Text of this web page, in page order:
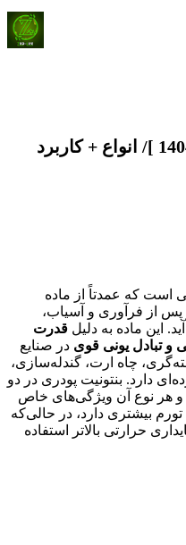
قیمت پودر بنتونیت امروز [ 1404 ]/ انواع + کاربرد
است که عمدتاً از ماده
از فرآوری و آسیاب،
این ماده به دلیل قدرت
و تبادل یونی قوی در صنایع
چاه ارت، گندله‌سازی،
دارد. بنتونیت پودری در دو
و هر نوع آن ویژگی‌های خاص
بیشتری دارد، در حالی‌که
حرارتی بالاتر استفاده